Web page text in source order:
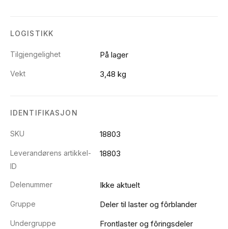
LOGISTIKK
Tilgjengelighet På lager
Vekt 3,48 kg
IDENTIFIKASJON
SKU 18803
Leverandørens artikkel-
ID
18803
Delenummer Ikke aktuelt
Gruppe Deler til laster og fôrblander
Undergruppe Frontlaster og fôringsdeler